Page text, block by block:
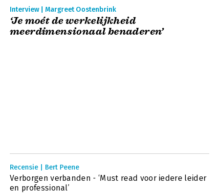
Interview | Margreet Oostenbrink
‘Je moét de werkelijkheid
meerdimensionaal benaderen’
Recensie | Bert Peene
Verborgen verbanden - ‘Must read voor iedere leider
en professional’